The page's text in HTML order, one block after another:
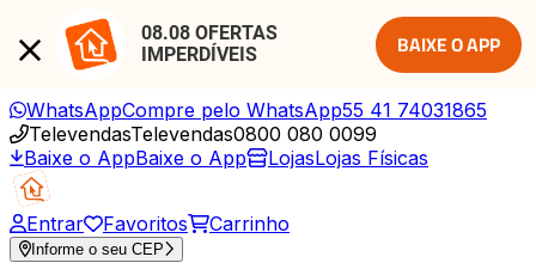
08.08 OFERTAS
IMPERDÍVEIS
BAIXE O APP
WhatsAppCompre pelo WhatsApp55 41 74031865
TelevendasTelevendas0800 080 0099
Baixe o AppBaixe o App LojasLojas Físicas
Entrar Favoritos Carrinho
Informe o seu CEP